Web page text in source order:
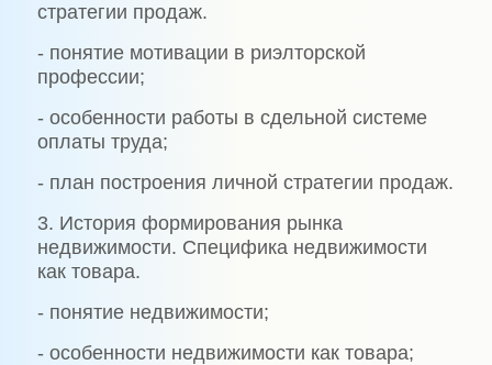
стратегии продаж.
- понятие мотивации в риэлторской
профессии;
- особенности работы в сдельной системе
оплаты труда;
- план построения личной стратегии продаж.
3. История формирования рынка
недвижимости. Специфика недвижимости
как товара.
- понятие недвижимости;
- особенности недвижимости как товара;